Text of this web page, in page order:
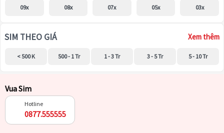
09x 08x 07x 05x 03x
SIM THEO GIÁ Xem thêm
< 500 K 500 - 1 Tr 1 - 3 Tr 3 - 5 Tr 5 - 10 Tr
Vua Sim
Hotline
0877.555555